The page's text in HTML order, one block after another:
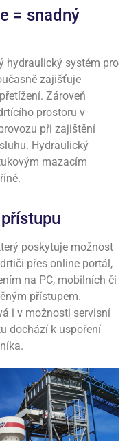
= snadný
hydraulický systém pro
zajišťuje
Zároveň
prostoru v
při zajištění
Hydraulický
mazacím
poskytuje možnost
přes online portál,
na PC, mobilních či
přístupem.
i v možnosti servisní
dochází k uspoření